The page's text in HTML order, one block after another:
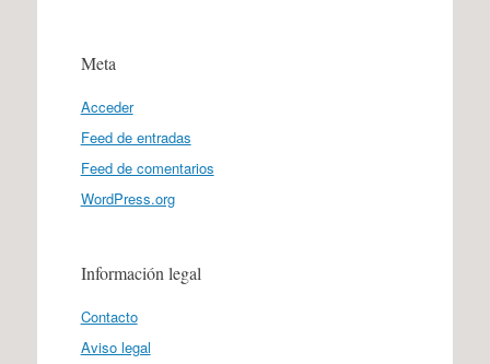
Meta
Acceder
Feed de entradas
Feed de comentarios
WordPress.org
Información legal
Contacto
Aviso legal